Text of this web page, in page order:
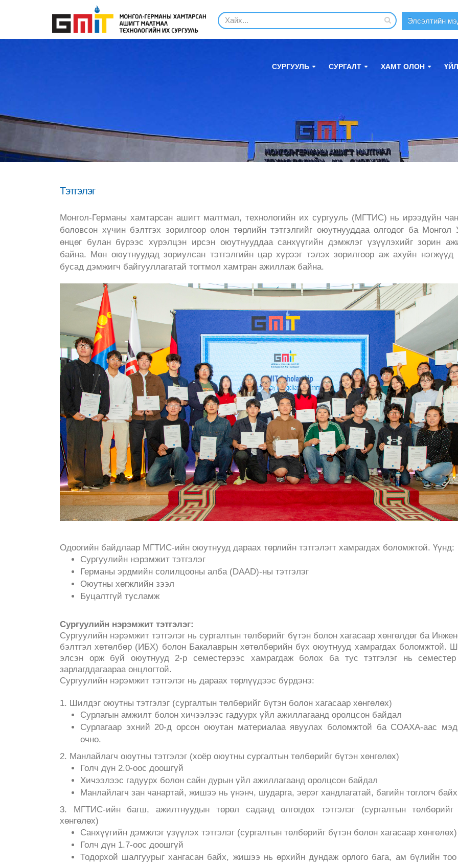
Элсэлтийн
СУРГУУЛЬ СУРГАЛТ ХАМТ ОЛОН
Тэтгэлэг
Монгол-Германы хамтарсан ашигт малтмал, технологийн их сургууль (МГТИС) нь ирээдүйн
боловсон хүчин бэлтгэх зорилгоор олон төрлийн тэтгэлгийг оюутнууддаа олгодог ба Монгол
өнцөг булан бүрээс хүрэлцэн ирсэн оюутнууддаа санхүүгийн дэмжлэг үзүүлэхийг зорин
байна. Мөн оюутнуудад зориулсан тэтгэлгийн цар хүрээг тэлэх зорилгоор аж ахуйн нэгжүүд
бусад дэмжигч байгууллагатай тогтмол хамтран ажиллаж байна.
Одоогийн байдлаар МГТИС-ийн оюутнууд дараах төрлийн тэтгэлэгт хамрагдах боломжтой. Үүнд:
Сургуулийн нэрэмжит тэтгэлэг
Германы эрдмийн солилцооны алба (DAAD)-ны тэтгэлэг
Оюутны хөгжлийн зээл
Буцалтгүй тусламж
Сургуулийн нэрэмжит тэтгэлэг:
Сургуулийн нэрэмжит тэтгэлэг нь сургалтын төлбөрийг бүтэн болон хагасаар хөнгөлдөг ба
бэлтгэл хөтөлбөр (ИБХ) болон Бакалаврын хөтөлбөрийн бүх оюутнууд хамрагдах боломжтой.
элсэн орж буй оюутнууд 2-р семестерээс хамрагдаж болох ба тус тэтгэлэг нь
зарлагддагаараа онцлогтой.
Сургуулийн нэрэмжит тэтгэлэг нь дараах төрлүүдээс бүрдэнэ:
1. Шилдэг оюутны тэтгэлэг (сургалтын төлбөрийг бүтэн болон хагасаар хөнгөлөх)
Сурлагын амжилт болон хичээлээс гадуурх үйл ажиллагаанд оролцсон байдал
Сурлагаар эхний 20-д орсон оюутан материалаа явуулах боломжтой ба СОАХА-аас
очно.
2. Манлайлагч оюутны тэтгэлэг (хоёр оюутны сургалтын төлбөрийг бүтэн хөнгөлөх)
Голч дүн 2.0-оос доошгүй
Хичээлээс гадуурх болон сайн дурын үйл ажиллагаанд оролцсон байдал
Манлайлагч зан чанартай, жишээ нь үнэнч, шударга, эерэг хандлагатай, багийн тоглогч байх
3. МГТИС-ийн багш, ажилтнуудын төрөл саданд олгогдох тэтгэлэг (сургалтын төлбөрийг
хөнгөлөх)
Санхүүгийн дэмжлэг үзүүлэх тэтгэлэг (сургалтын төлбөрийг бүтэн болон хагасаар хөнгөлөх)
Голч дүн 1.7-оос доошгүй
Тодорхой шалгуурыг хангасан байх, жишээ нь өрхийн дундаж орлого бага, ам бүлийн